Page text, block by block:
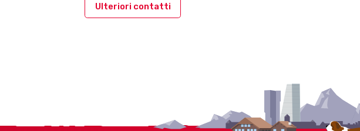
Ulteriori contatti